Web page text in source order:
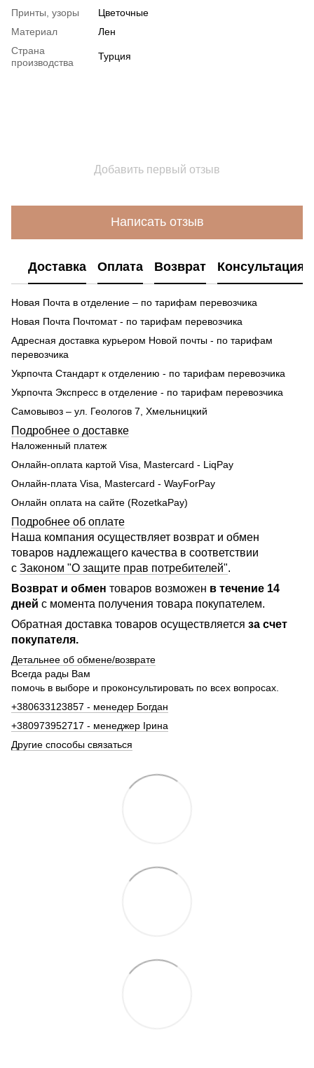
Принты, узоры
Цветочные
Материал
Лен
Страна
производства
Турция
Добавить первый отзыв
Написать отзыв
Доставка Оплата Возврат Консультация
Новая Почта в отделение – по тарифам перевозчика
Новая Почта Почтомат - по тарифам перевозчика
Адресная доставка курьером Новой почты - по тарифам
перевозчика
Укрпочта Стандарт к отделению - по тарифам перевозчика
Укрпочта Экспресс в отделение - по тарифам перевозчика
Самовывоз – ул. Геологов 7, Хмельницкий
Подробнее о доставке
Наложенный платеж
Онлайн-оплата картой Visa, Mastercard - LiqPay
Онлайн-плата Visa, Mastercard - WayForPay
Онлайн оплата на сайте (RozetkaPay)
Подробнее об оплате
Наша компания осуществляет возврат и обмен
товаров надлежащего качества в соответствии
с Законом "О защите прав потребителей".
Возврат и обмен товаров возможен в течение 14
дней с момента получения товара покупателем.
Обратная доставка товаров осуществляется за счет
покупателя.
Детальнее об обмене/возврате
Всегда рады Вам
помочь в выборе и проконсультировать по всех вопросах.
+380633123857 - менедер Богдан
+380973952717 - менеджер Ірина
Другие способы связаться